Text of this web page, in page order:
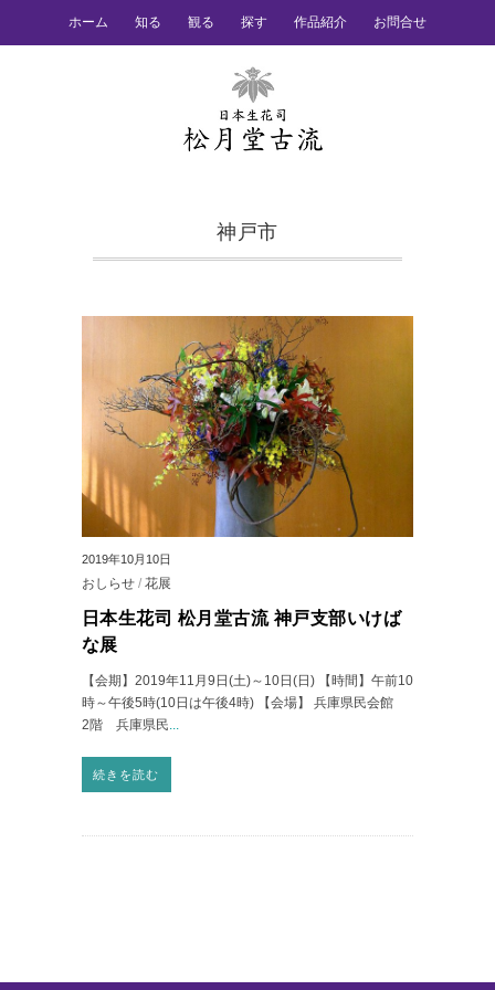
ホーム 知る 観る 探す 作品紹介 お問合せ
神戸市
2019年10月10日
おしらせ / 花展
日本生花司 松月堂古流 神戸支部いけば
な展
【会期】2019年11月9日(土)～10日(日) 【時間】午前10
時～午後5時(10日は午後4時) 【会場】 兵庫県民会館
2階 兵庫県民...
続きを読む